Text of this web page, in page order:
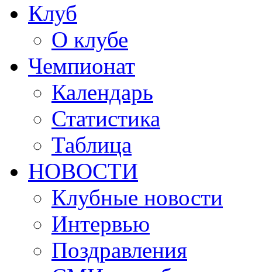
Клуб
О клубе
Чемпионат
Календарь
Статистика
Таблица
НОВОСТИ
Клубные новости
Интервью
Поздравления